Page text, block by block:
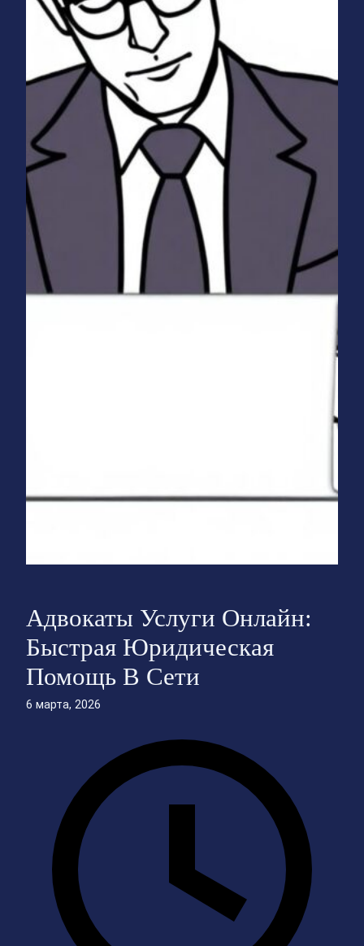
Адвокаты Услуги Онлайн:
Быстрая Юридическая
Помощь В Сети
6 марта, 2026